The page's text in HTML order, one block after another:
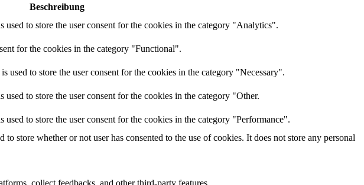
Beschreibung
to store the user consent for the cookies in the category "Analytics".
for the cookies in the category "Functional".
to store the user consent for the cookies in the category "Necessary".
to store the user consent for the cookies in the category "Other.
to store the user consent for the cookies in the category "Performance".
store whether or not user has consented to the use of cookies. It does not store any personal
collect feedbacks, and other third-party features.